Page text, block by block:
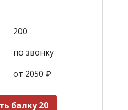
200
по звонку
от 2050 ₽
балку 20